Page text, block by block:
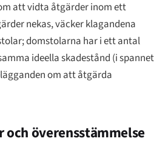
att vidta åtgärder inom ett
nekas, väcker klagandena
domstolarna har i ett antal
ideella skadestånd (i spannet
om att åtgärda
och överensstämmelse